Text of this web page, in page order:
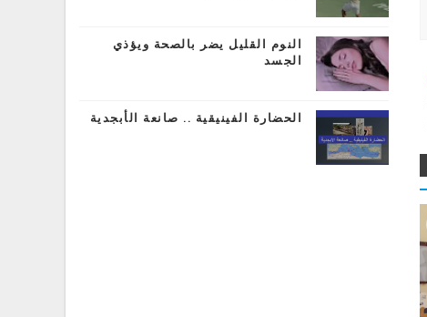
النوم القليل يضر بالصحة ويؤذي
الجسد
الحضارة الفينيقية .. صانعة الأبجدية